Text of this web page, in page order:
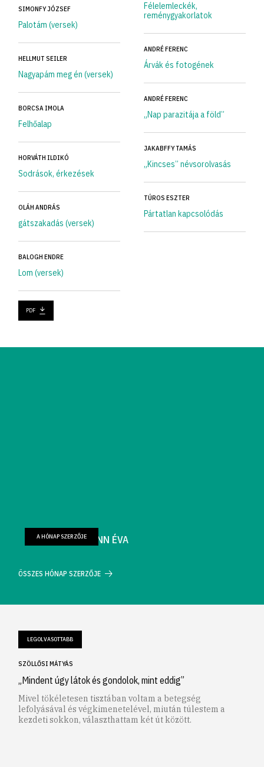
SIMONFY JÓZSEF
Palotám (versek)
HELLMUT SEILER
Nagyapám meg én (versek)
BORCSA IMOLA
Felhőalap
HORVÁTH ILDIKÓ
Sodrások, érkezések
OLÁH ANDRÁS
gátszakadás (versek)
BALOGH ENDRE
Lom (versek)
Félelemleckék,
reménygyakorlatok
ANDRÉ FERENC
Árvák és fotogének
ANDRÉ FERENC
„Nap parazitája a föld”
JAKABFFY TAMÁS
„Kincses” névsorolvasás
TÚROS ESZTER
Pártatlan kapcsolódás
PDF
FARKAS WELLMANN ÉVA
A HÓNAP SZERZŐJE
ÖSSZES HÓNAP SZERZŐJE
LEGOLVASOTTABB
SZÖLLŐSI MÁTYÁS
„Mindent úgy látok és gondolok, mint eddig”
Mivel tökéletesen tisztában voltam a betegség
lefolyásával és végkimenetelével, miután túlestem a
kezdeti sokkon, választhattam két út között.